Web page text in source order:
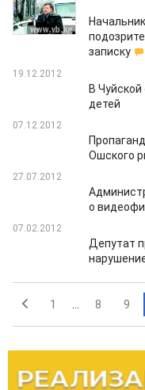
07.03.2013
записку
19.12.2012
В
детей
07.12.2012
Ошского
27.07.2012
о
07.02.2012
Депутат
1 8 9